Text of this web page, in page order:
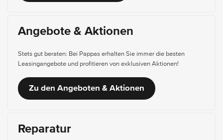
Angebote & Aktionen
Stets gut beraten: Bei Pappas erhalten Sie immer die besten
Leasingangebote und profitieren von exklusiven Aktionen!
Zu den Angeboten & Aktionen
Reparatur